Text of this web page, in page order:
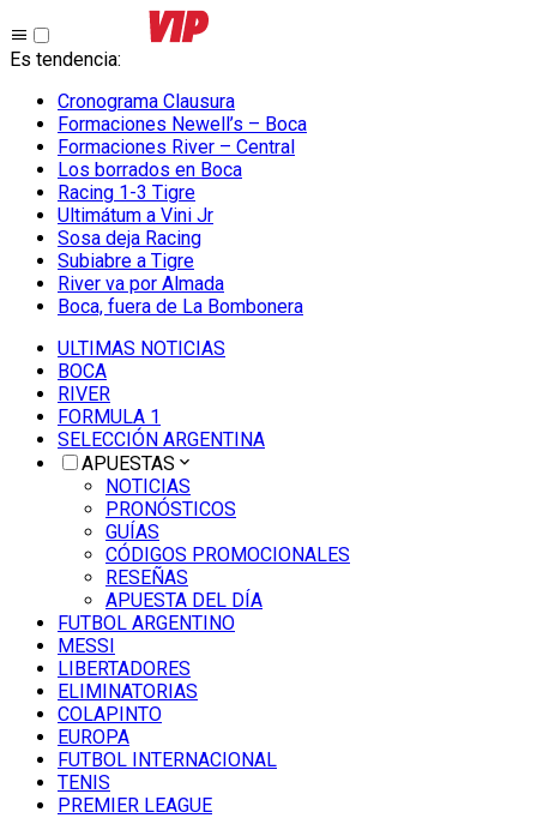
Es tendencia:
Cronograma Clausura
Formaciones Newell’s – Boca
Formaciones River – Central
Los borrados en Boca
Racing 1-3 Tigre
Ultimátum a Vini Jr
Sosa deja Racing
Subiabre a Tigre
River va por Almada
Boca, fuera de La Bombonera
ULTIMAS NOTICIAS
BOCA
RIVER
FORMULA 1
SELECCIÓN ARGENTINA
APUESTAS
NOTICIAS
PRONÓSTICOS
GUÍAS
CÓDIGOS PROMOCIONALES
RESEÑAS
APUESTA DEL DÍA
FUTBOL ARGENTINO
MESSI
LIBERTADORES
ELIMINATORIAS
COLAPINTO
EUROPA
FUTBOL INTERNACIONAL
TENIS
PREMIER LEAGUE